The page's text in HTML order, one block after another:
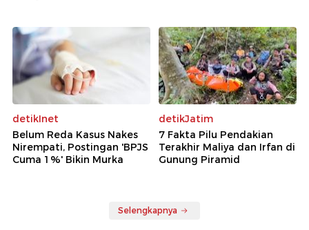
detikInet
Belum Reda Kasus Nakes
Nirempati, Postingan 'BPJS
Cuma 1%' Bikin Murka
detikJatim
7 Fakta Pilu Pendakian
Terakhir Maliya dan Irfan di
Gunung Piramid
Selengkapnya